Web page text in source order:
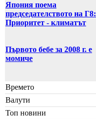
Япония поема
председателството на Г8:
Приоритет - климатът
Първото бебе за 2008 г. е
момиче
Времето
Валути
Топ новини